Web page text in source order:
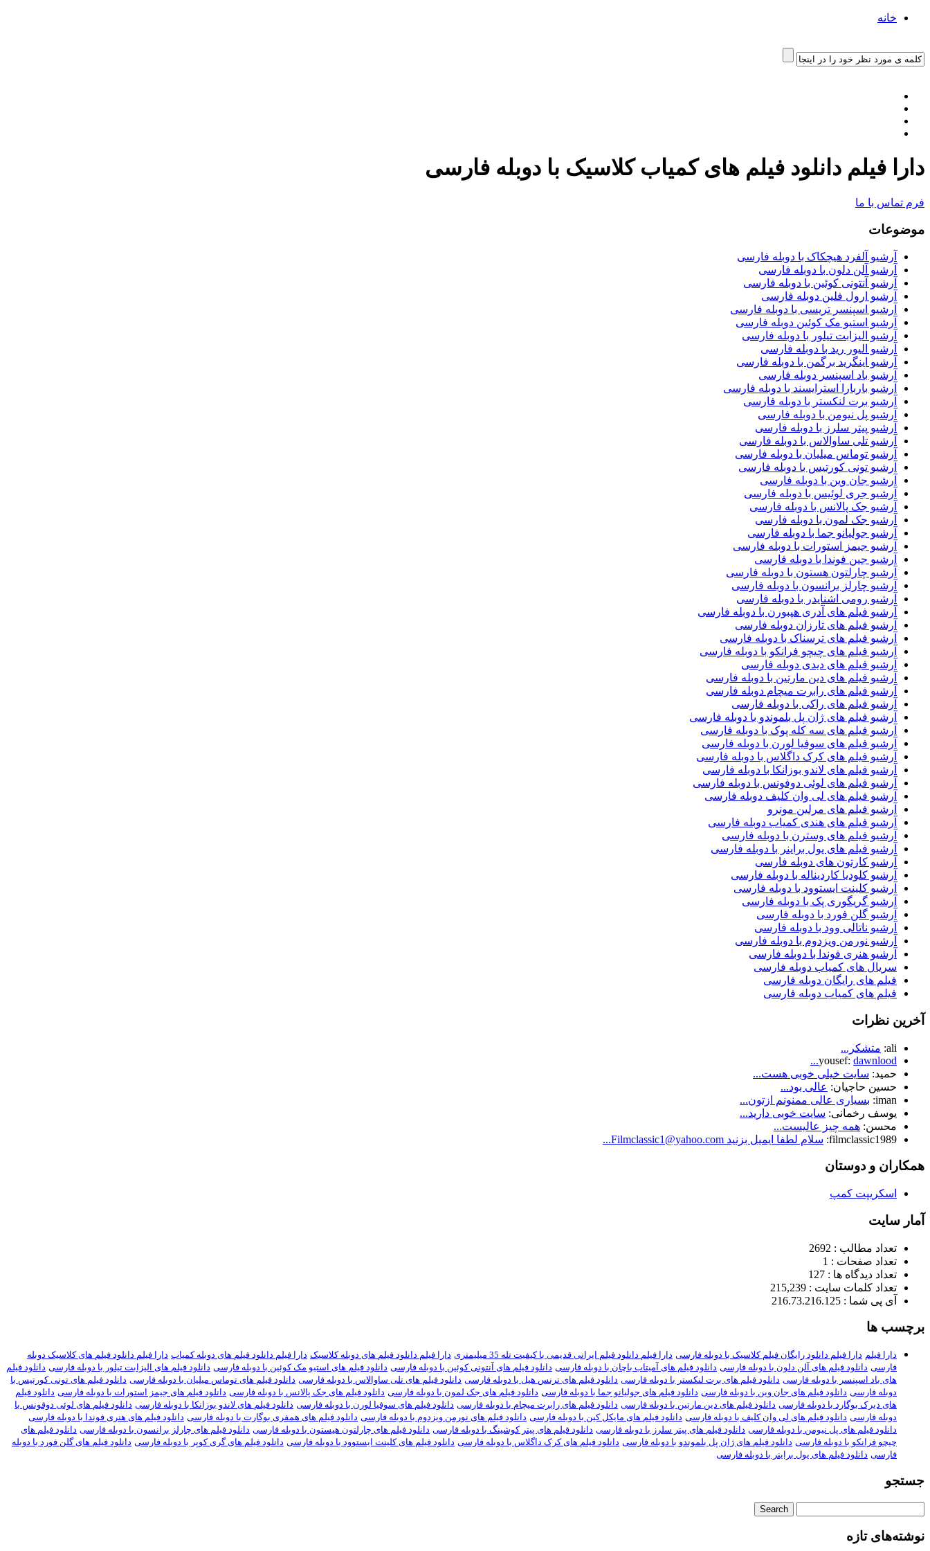
خانه
دارا فیلم دانلود فیلم های کمیاب کلاسیک با دوبله فارسی
فرم تماس با ما
موضوعات
آرشیو آلفرد هیچکاک با دوبله فارسی
آرشیو آلن دلون با دوبله فارسی
آرشیو آنتونی کوئین با دوبله فارسی
آرشیو ارول فلین دوبله فارسی
آرشیو اسپنسر تریسی با دوبله فارسی
آرشیو استیو مک کوئین دوبله فارسی
آرشیو الیزابت تیلور با دوبله فارسی
آرشیو الیور رید با دوبله فارسی
آرشیو اینگرید برگمن با دوبله فارسی
آرشیو باد اسپنسر دوبله فارسی
آرشیو باربارا استرایسند با دوبله فارسی
آرشیو برت لنکستر با دوبله فارسی
آرشیو پل نیومن با دوبله فارسی
آرشیو پیتر سلرز با دوبله فارسی
آرشیو تلی ساوالاس با دوبله فارسی
آرشیو توماس میلیان با دوبله فارسی
آرشیو تونی کورتیس با دوبله فارسی
آرشیو جان وین با دوبله فارسی
آرشیو جری لوئیس با دوبله فارسی
آرشیو جک پالانس با دوبله فارسی
آرشیو جک لمون با دوبله فارسی
آرشیو جولیانو جما با دوبله فارسی
آرشیو جیمز استورات با دوبله فارسی
آرشیو جین فوندا با دوبله فارسی
آرشیو چارلتون هستون با دوبله فارسی
آرشیو چارلز برانسون با دوبله فارسی
آرشیو رومی اشنایدر با دوبله فارسی
آرشیو فیلم های آدری هپبورن با دوبله فارسی
آرشیو فیلم های تارزان دوبله فارسی
آرشیو فیلم های ترسناک با دوبله فارسی
آرشیو فیلم های چیچو فرانکو با دوبله فارسی
آرشیو فیلم های دیدی دوبله فارسی
آرشیو فیلم های دین مارتین با دوبله فارسی
آرشیو فیلم های رابرت میچام دوبله فارسی
آرشیو فیلم های راکی با دوبله فارسی
آرشیو فیلم های ژان پل بلموندو با دوبله فارسی
آرشیو فیلم های سه کله پوک با دوبله فارسی
آرشیو فیلم های سوفیا لورن با دوبله فارسی
آرشیو فیلم های کرک داگلاس با دوبله فارسی
آرشیو فیلم های لاندو بوزانکا با دوبله فارسی
آرشیو فیلم های لوئی دوفونس با دوبله فارسی
آرشیو فیلم های لی وان کلیف دوبله فارسی
آرشیو فیلم های مرلین مونرو
آرشیو فیلم های هندی کمیاب دوبله فارسی
آرشیو فیلم های وسترن با دوبله فارسی
آرشیو فیلم های یول براینر با دوبله فارسی
آرشیو کارتون های دوبله فارسی
آرشیو کلودیا کاردیناله با دوبله فارسی
آرشیو کلینت ایستوود با دوبله فارسی
آرشیو گریگوری پک با دوبله فارسی
آرشیو گلن فورد با دوبله فارسی
آرشیو ناتالی وود با دوبله فارسی
آرشیو نورمن ویزدوم با دوبله فارسی
آرشیو هنری فوندا با دوبله فارسی
سریال های کمیاب دوبله فارسی
فیلم های رایگان دوبله فارسی
فیلم های کمیاب دوبله فارسی
آخرین نظرات
ali: متشکر...
yousef: dawnlood...
حمید: سایت خیلی خوبی هست...
حسین حاجیان: عالی بود...
iman: بسیاری عالی ممنونم ازتون...
یوسف رخمانی: سایت خوبی دارید...
محسن: همه چیز عالیست...
filmclassic1989: سلام لطفا ایمیل بزنید Filmclassic1@yahoo.com...
همکاران و دوستان
اسکریپت کمپ
آمار سایت
تعداد مطالب : 2692
تعداد صفحات : 1
تعداد دیدگاه ها : 127
تعداد کلمات سایت : 215,239
آی پی شما : 216.73.216.125
برچسب ها
دارا فیلم دارا فیلم دانلود رایگان فیلم کلاسیک با دوبله فارسی دارا فیلم دانلود فیلم ایرانی قدیمی با کیفیت تله 35 میلیمتری دارا فیلم دانلود فیلم های دوبله کلاسیک دارا فیلم دانلود فیلم های دوبله کمیاب دارا فیلم دانلود فیلم های کلاسیک دوبله
فارسی دانلود فیلم های آلن دلون با دوبله فارسی دانلود فیلم های آمیتاب باچان با دوبله فارسی دانلود فیلم های آنتونی کوئین با دوبله فارسی دانلود فیلم های استیو مک کوئین با دوبله فارسی دانلود فیلم های الیزابت تیلور با دوبله فارسی دانلود فیلم
های باد اسپنسر با دوبله فارسی دانلود فیلم های برت لنکستر با دوبله فارسی دانلود فیلم های ترنس هیل با دوبله فارسی دانلود فیلم های تلی ساوالاس با دوبله فارسی دانلود فیلم های توماس میلیان با دوبله فارسی دانلود فیلم های تونی کورتیس با
دوبله فارسی دانلود فیلم های جان وین با دوبله فارسی دانلود فیلم های جولیانو جما با دوبله فارسی دانلود فیلم های جک لمون با دوبله فارسی دانلود فیلم های جک پالانس با دوبله فارسی دانلود فیلم های جیمز استورات با دوبله فارسی دانلود فیلم
های دیرک بوگارد با دوبله فارسی دانلود فیلم های دین مارتین با دوبله فارسی دانلود فیلم های رابرت میچام با دوبله فارسی دانلود فیلم های سوفیا لورن با دوبله فارسی دانلود فیلم های لاندو بوزانکا با دوبله فارسی دانلود فیلم های لوئی دوفونس با
دوبله فارسی دانلود فیلم های لی وان کلیف با دوبله فارسی دانلود فیلم های مایکل کین با دوبله فارسی دانلود فیلم های نورمن ویزدوم با دوبله فارسی دانلود فیلم های همفری بوگارت با دوبله فارسی دانلود فیلم های هنری فوندا با دوبله فارسی
دانلود فیلم های پل نیومن با دوبله فارسی دانلود فیلم های پیتر سلرز با دوبله فارسی دانلود فیلم های پیتر کوشینگ با دوبله فارسی دانلود فیلم های چارلتون هیستون با دوبله فارسی دانلود فیلم های چارلز برانسون با دوبله فارسی دانلود فیلم های
چیچو فرانکو با دوبله فارسی دانلود فیلم های ژان پل بلموندو با دوبله فارسی دانلود فیلم های کرک داگلاس با دوبله فارسی دانلود فیلم های کلینت ایستوود با دوبله فارسی دانلود فیلم های گری کوپر با دوبله فارسی دانلود فیلم های گلن فورد با دوبله
فارسی دانلود فیلم های یول براینر با دوبله فارسی
جستجو
نوشته‌های تازه